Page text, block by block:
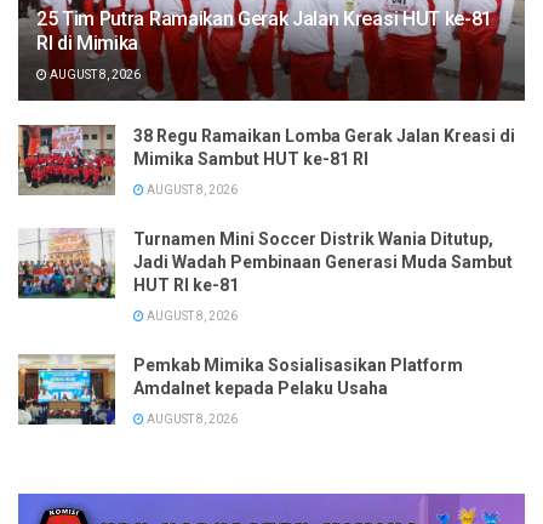
25 Tim Putra Ramaikan Gerak Jalan Kreasi HUT ke-81
RI di Mimika
AUGUST 8, 2026
38 Regu Ramaikan Lomba Gerak Jalan Kreasi di
Mimika Sambut HUT ke-81 RI
AUGUST 8, 2026
Turnamen Mini Soccer Distrik Wania Ditutup,
Jadi Wadah Pembinaan Generasi Muda Sambut
HUT RI ke-81
AUGUST 8, 2026
Pemkab Mimika Sosialisasikan Platform
Amdalnet kepada Pelaku Usaha
AUGUST 8, 2026